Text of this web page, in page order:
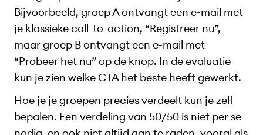
Bijvoorbeeld, groep A ontvangt een e-mail met
je klassieke call-to-action, “Registreer nu”,
maar groep B ontvangt een e-mail met
“Probeer het nu” op de knop. In de evaluatie
kun je zien welke CTA het beste heeft gewerkt.
Hoe je je groepen precies verdeelt kun je zelf
bepalen. Een verdeling van 50/50 is niet per se